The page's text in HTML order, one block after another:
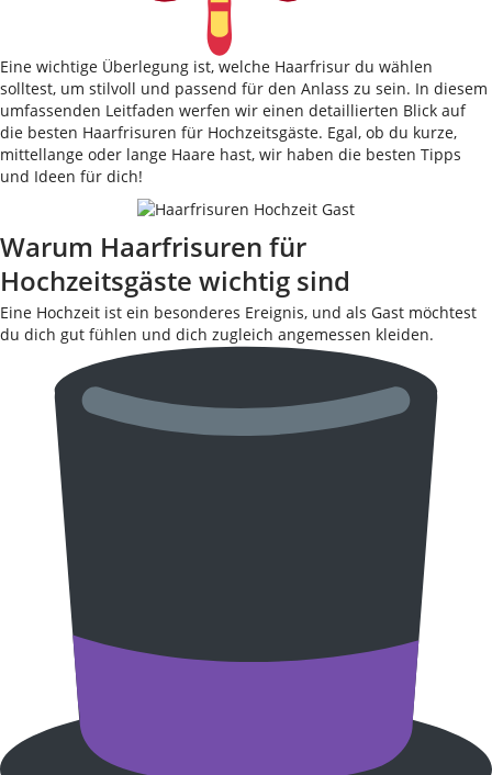
Eine wichtige Überlegung ist, welche Haarfrisur du wählen
solltest, um stilvoll und passend für den Anlass zu sein. In diesem
umfassenden Leitfaden werfen wir einen detaillierten Blick auf
die besten Haarfrisuren für Hochzeitsgäste. Egal, ob du kurze,
mittellange oder lange Haare hast, wir haben die besten Tipps
und Ideen für dich!
Warum Haarfrisuren für
Hochzeitsgäste wichtig sind
Eine Hochzeit ist ein besonderes Ereignis, und als Gast möchtest
du dich gut fühlen und dich zugleich angemessen kleiden.